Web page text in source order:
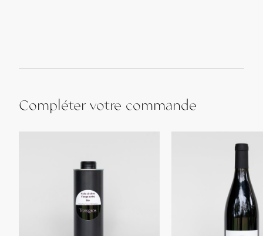
Compléter votre commande